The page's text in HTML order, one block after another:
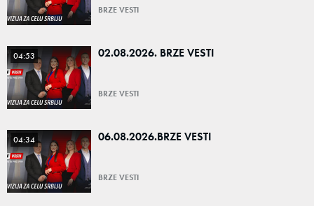
BRZE VESTI
04:53 02.08.2026. BRZE VESTI
BRZE VESTI
04:34 06.08.2026.BRZE VESTI
BRZE VESTI